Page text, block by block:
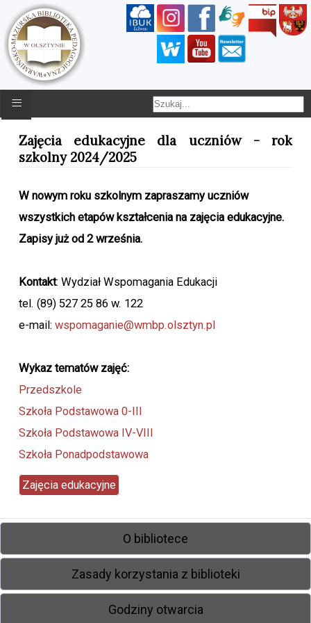
≡
Zajęcia edukacyjne dla uczniów - rok
szkolny 2024/2025
W nowym roku szkolnym zapraszamy uczniów
wszystkich etapów kształcenia na zajęcia edukacyjne.
Zapisy już od 2 września.
Kontakt: Wydział Wspomagania Edukacji
tel. (89) 527 25 86 w. 122
e-mail: wspomaganie@wmbp.olsztyn.pl
Wykaz tematów zajęć:
Przedszkole
Szkoła Podstawowa 0-III
Szkoła Podstawowa IV-VIII
Szkoła Ponadpodstawowa
Zajęcia edukacyjne
O bibliotece
Zasady korzystania z biblioteki
Godziny otwarcia